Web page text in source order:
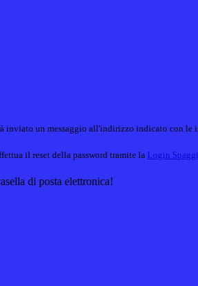
inviato un messaggio all'indirizzo indicato con le
il reset della password tramite la Login
di posta elettronica!